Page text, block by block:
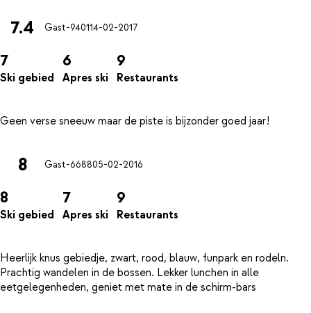
7.4 Gast-940114-02-2017
7
Ski gebied
6
Apres ski
9
Restaurants
8 Gast-668805-02-2016
8
Ski gebied
7
Apres ski
9
Restaurants
Heerlijk knus gebiedje, zwart, rood, blauw, funpark en rodeln.
Prachtig wandelen in de bossen. Lekker lunchen in alle